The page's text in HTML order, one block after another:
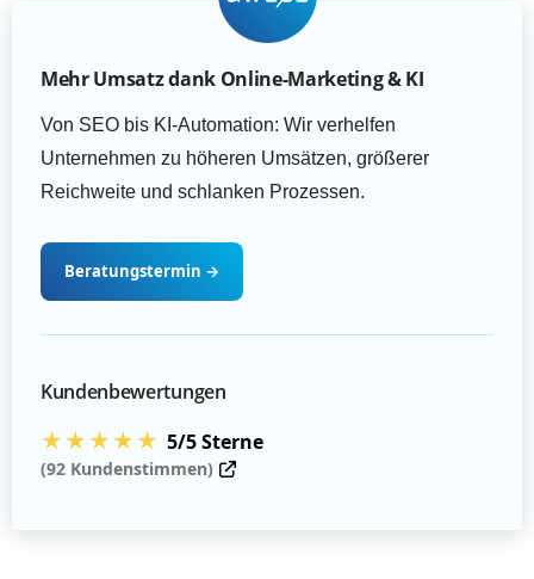
Mehr Umsatz dank Online-Marketing & KI
Von SEO bis KI-Automation: Wir verhelfen
Unternehmen zu höheren Umsätzen, größerer
Reichweite und schlanken Prozessen.
Beratungstermin →
Kundenbewertungen
★★★★★ 5/5 Sterne
(92 Kundenstimmen)